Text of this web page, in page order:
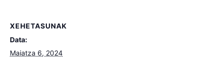
XEHETASUNAK
Data:
Maiatza 6, 2024